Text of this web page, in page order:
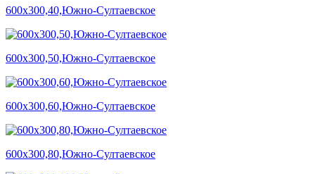
600х300,40,Южно-Султаевское
600х300,50,Южно-Султаевское
600х300,60,Южно-Султаевское
600х300,80,Южно-Султаевское